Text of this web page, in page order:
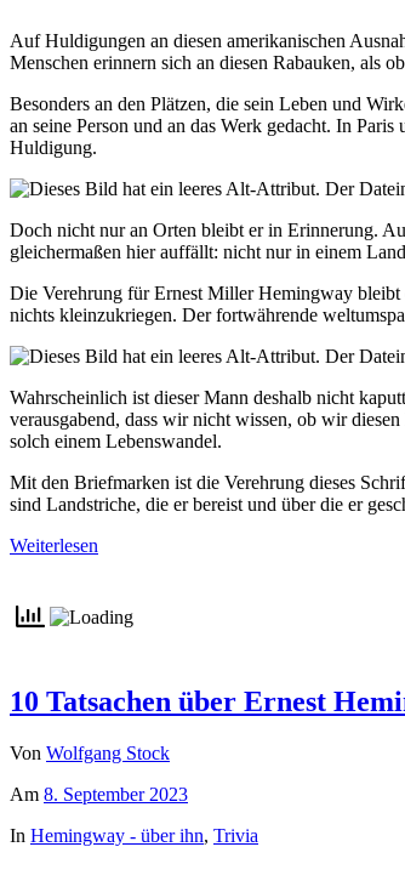
Auf Huldigungen an diesen amerikanischen
Menschen erinnern sich an diesen Rabauken, als
Besonders an den Plätzen, die sein Leben und
an seine Person und an das Werk gedacht. In
Huldigung.
Doch nicht nur an Orten bleibt er in Erinnerung.
gleichermaßen hier auffällt: nicht nur in einem
Die Verehrung für Ernest Miller Hemingway bleibt
nichts kleinzukriegen. Der fortwährende
Wahrscheinlich ist dieser Mann deshalb nicht
verausgabend, dass wir nicht wissen, ob wir
solch einem Lebenswandel.
Mit den Briefmarken ist die Verehrung dieses
sind Landstriche, die er bereist und über die er
Weiterlesen
10 Tatsachen über Ernest
Von Wolfgang Stock
Am 8. September 2023
In Hemingway - über ihn, Trivia